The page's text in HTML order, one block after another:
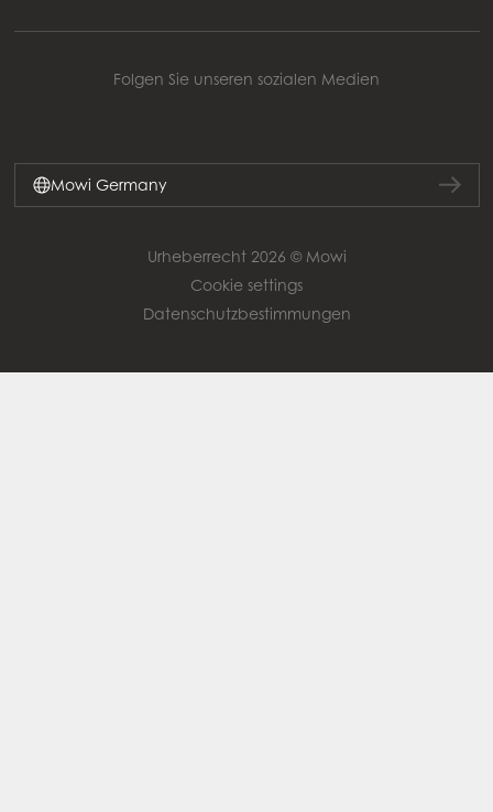
Folgen Sie unseren sozialen Medien
Mowi Germany
Urheberrecht 2026 © Mowi
Cookie settings
Datenschutzbestimmungen